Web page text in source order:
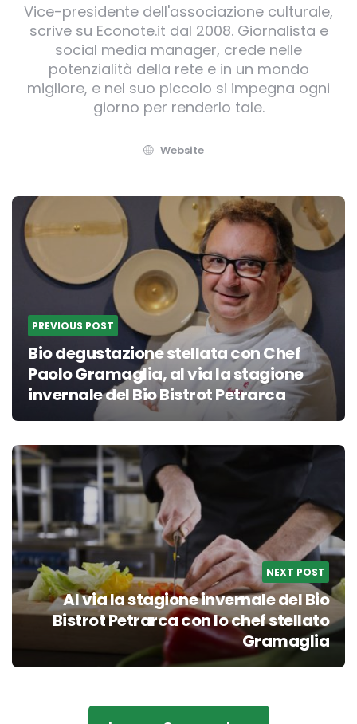
Vice-presidente dell'associazione culturale,
scrive su Econote.it dal 2008. Giornalista e
social media manager, crede nelle
potenzialità della rete e in un mondo
migliore, e nel suo piccolo si impegna ogni
giorno per renderlo tale.
Website
Post
navigation
PREVIOUS POST
Bio degustazione stellata con Chef
Paolo Gramaglia, al via la stagione
invernale del Bio Bistrot Petrarca
NEXT POST
Al via la stagione invernale del Bio
Bistrot Petrarca con lo chef stellato
Gramaglia